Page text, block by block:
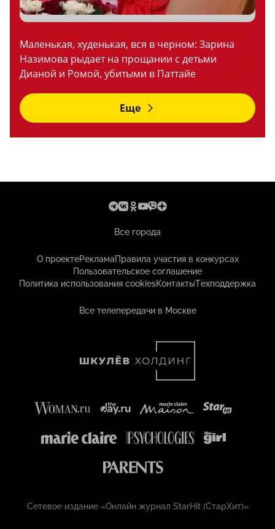
Маленькая, худенькая, вся в черном: Зарина
Назимова рыдает на прощании с детьми
Дианой и Ромой, убитыми в Паттайе
Еще
Все города
О проектеРекламаПравила участия в конкурсах
Пользовательское соглашение
Политика использования cookiesКонтактыТехподдержка
Все телепередачи в Москве
Сетевое издание «Онлайн журнал StarHit (СтарХит)»